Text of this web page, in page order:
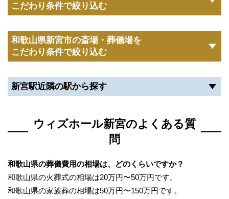
こだわり条件で絞り込む
和歌山県新宮市の斎場・葬儀場を
こだわり条件で絞り込む
新宮駅近隣の駅から探す
ウィズホール新宮のよくある質
問
和歌山県の葬儀費用の相場は、どのくらいですか？
和歌山県の火葬式の相場は20万円〜50万円です。
和歌山県の家族葬の相場は50万円〜150万円です。